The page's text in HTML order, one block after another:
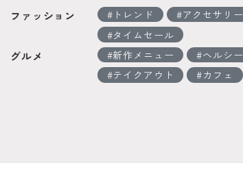
ファッション トレンド アクセサリー
タイムセール
グルメ 新作メニュー ヘルシー
テイクアウト
カフェ